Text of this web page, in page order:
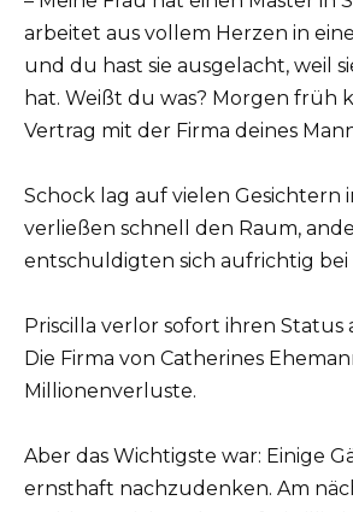
arbeitet aus vollem Herzen in
und du hast sie ausgelacht, weil
hat. Weißt du was? Morgen früh
Vertrag mit der Firma deines
Schock lag auf vielen Gesichtern
verließen schnell den Raum,
entschuldigten sich aufrichtig bei
Priscilla verlor sofort ihren Status
Die Firma von Catherines
Millionenverluste.
Aber das Wichtigste war: Einige
ernsthaft nachzudenken. Am